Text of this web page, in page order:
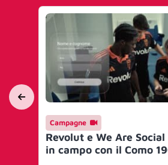
Campagne
Revolut e We Are
in campo con il Como